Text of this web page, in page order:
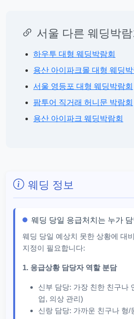
서울 다른 웨딩박
하우투 대형 웨딩박람회
용산 아이파크몰 대형 웨딩박
서울 영등포 대형 웨딩박람회
팜투어 직거래 허니문 박람회
용산 아이파크 웨딩박람회
웨딩 정보
웨딩 당일 응급처치는 누가
웨딩 당일 예상치 못한 상황에 대
지정이 필요합니다:
1. 응급상황 담당자 역할 분담
신부 담당: 가장 친한 친구나
업, 의상 관리)
신랑 담당: 가까운 친구나 형/